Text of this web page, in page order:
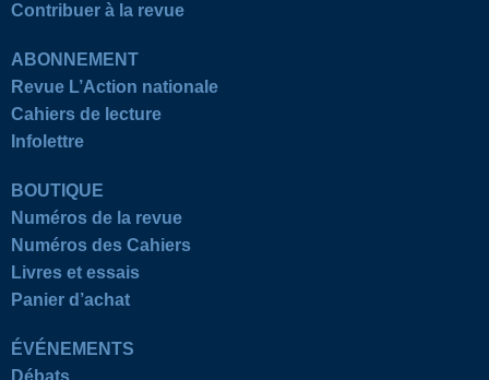
Contribuer à la revue
ABONNEMENT
Revue L’Action nationale
Cahiers de lecture
Infolettre
BOUTIQUE
Numéros de la revue
Numéros des Cahiers
Livres et essais
Panier d’achat
ÉVÉNEMENTS
Débats